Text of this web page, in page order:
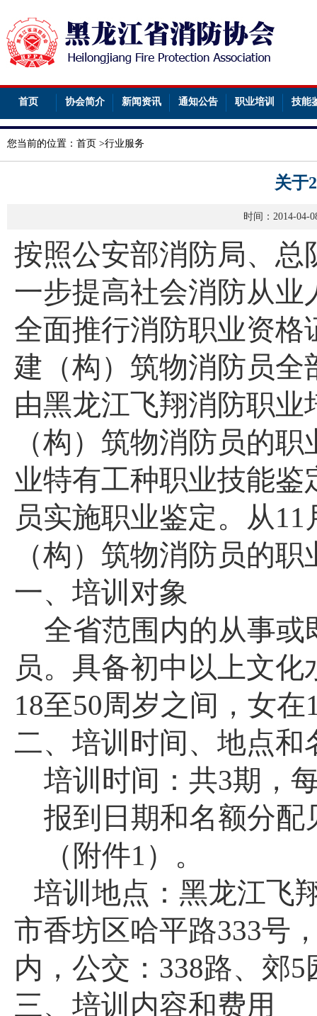
首页 协会简介 新闻资讯 通知公告 职业培训 技能
您当前的位置： 首页 >行业服务
关于
时间：2014-04-
按照公安部消防局、总
一步提高社会消防从
全面推行消防职业资
建（构）筑物消防员
由黑龙江飞翔消防职
（构）筑物消防员的
业特有工种职业技能
员实施职业鉴定。从
（构）筑物消防员的
一、培训对象
全省范围内的从事
员。具备初中以上文
18至50周岁之间，女在
二、培训时间、地点和
培训时间：共3期，
报到日期和名额分配
（附件1）。
培训地点：黑龙江飞
市香坊区哈平路333号
内，公交： 338路、郊5
三、培训内容和费用